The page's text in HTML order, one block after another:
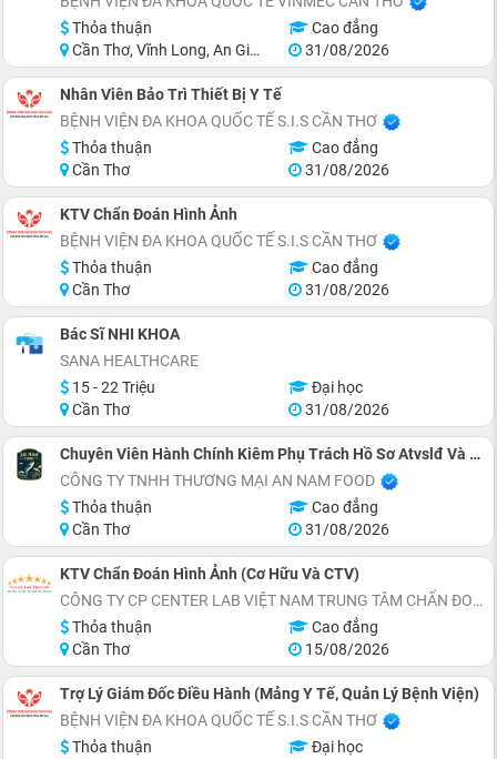
Thỏa thuận
Cao đẳng
Cần Thơ, Vĩnh Long, An Giang, Hậu Giang
31/08/2026
Nhân Viên Bảo Trì Thiết Bị Y Tế
BỆNH VIỆN ĐA KHOA QUỐC TẾ S.I.S CẦN THƠ
Thỏa thuận
Cao đẳng
Cần Thơ
31/08/2026
KTV Chẩn Đoán Hình Ảnh
BỆNH VIỆN ĐA KHOA QUỐC TẾ S.I.S CẦN THƠ
Thỏa thuận
Cao đẳng
Cần Thơ
31/08/2026
Bác Sĩ NHI KHOA
SANA HEALTHCARE
15 - 22 Triệu
Đại học
Cần Thơ
31/08/2026
Chuyên Viên Hành Chính Kiêm Phụ Trách Hồ Sơ Atvslđ Và PCCC
CÔNG TY TNHH THƯƠNG MẠI AN NAM FOOD
Thỏa thuận
Cao đẳng
Cần Thơ
31/08/2026
KTV Chẩn Đoán Hình Ảnh (Cơ Hữu Và CTV)
CÔNG TY CP CENTER LAB VIỆT NAM TRUNG TÂM CHẨN ĐOÁN Y KHOA
Thỏa thuận
Cao đẳng
Cần Thơ
15/08/2026
Trợ Lý Giám Đốc Điều Hành (Mảng Y Tế, Quản Lý Bệnh Viện)
BỆNH VIỆN ĐA KHOA QUỐC TẾ S.I.S CẦN THƠ
Thỏa thuận
Đại học